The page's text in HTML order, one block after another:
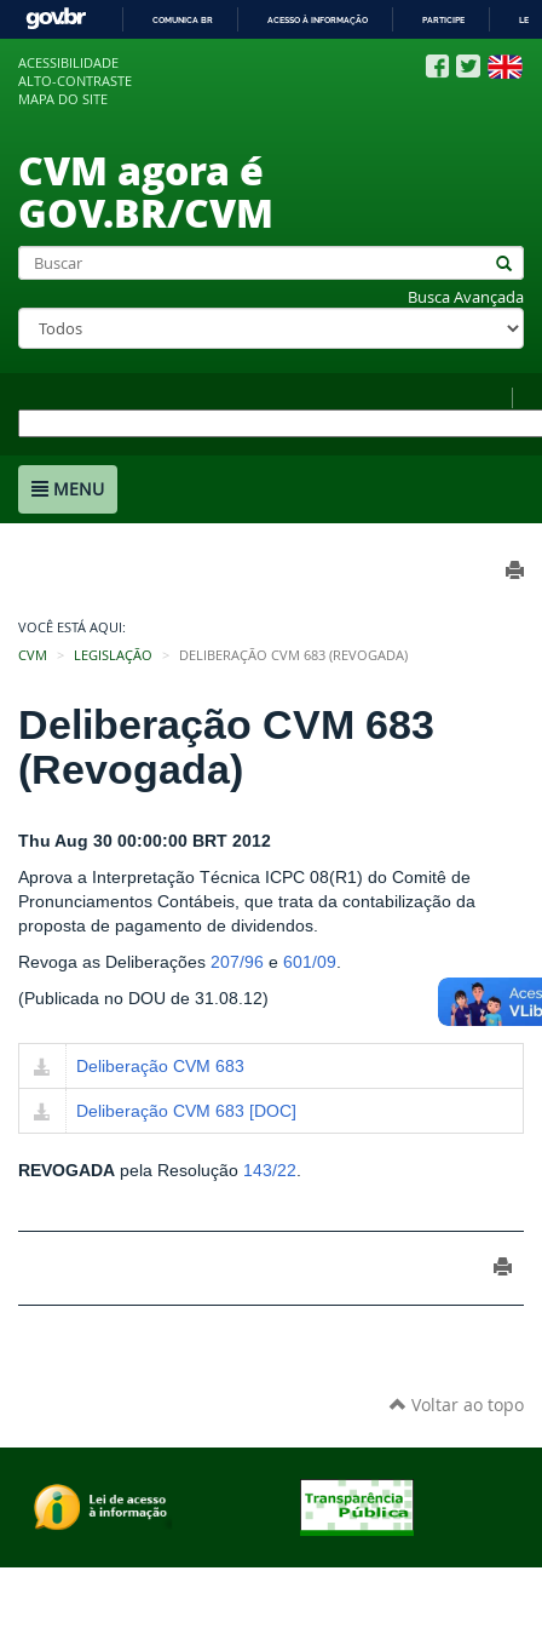
COMUNICA BR ACESSO À INFORMAÇÃO PARTICIPE
ACESSIBILIDADE
ALTO-CONTRASTE
MAPA DO SITE
CVM agora é
GOV.BR/CVM
Busca Avançada
MENU
VOCÊ ESTÁ AQUI:
CVM
LEGISLAÇÃO DELIBERAÇÃO CVM 683 (REVOGADA)
Deliberação CVM 683
(Revogada)
Thu Aug 30 00:00:00 BRT 2012
Aprova a Interpretação Técnica ICPC 08(R1) do Comitê de
Pronunciamentos Contábeis, que trata da contabilização da
proposta de pagamento de dividendos.
Revoga as Deliberações 207/96 e 601/09
(Publicada no DOU de 31.08.12)
Deliberação CVM 683
Deliberação CVM 683 [DOC]
REVOGADA pela Resolução 143/22
Voltar ao topo